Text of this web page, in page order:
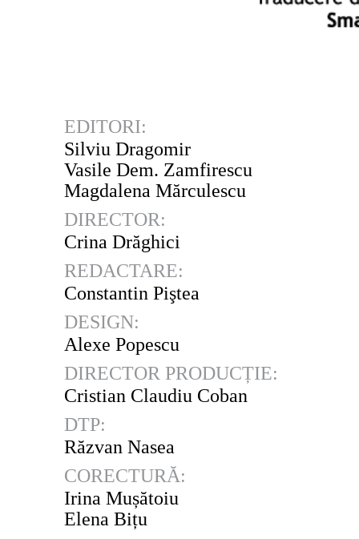
EDITORI:
Silviu Dragomir
Vasile Dem. Zamfirescu
Magdalena Mărculescu
DIRECTOR:
Crina Drăghici
REDACTARE:
Constantin Piştea
DESIGN:
Alexe Popescu
DIRECTOR PRODUCȚIE:
Cristian Claudiu Coban
DTP:
Răzvan Nasea
CORECTURĂ:
Irina Mușătoiu
Elena Bițu